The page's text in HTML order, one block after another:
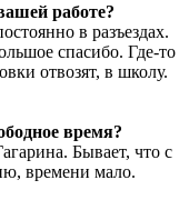
работе?
в разъездах.
спасибо. Где-то
отвозят, в школу.
время?
Бывает, что с
времени мало.